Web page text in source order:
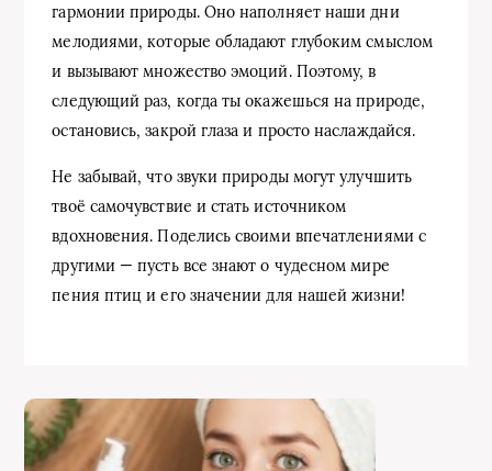
гармонии природы. Оно наполняет наши дни
мелодиями, которые обладают глубоким смыслом
и вызывают множество эмоций. Поэтому, в
следующий раз, когда ты окажешься на природе,
остановись, закрой глаза и просто наслаждайся.
Не забывай, что звуки природы могут улучшить
твоё самочувствие и стать источником
вдохновения. Поделись своими впечатлениями с
другими — пусть все знают о чудесном мире
пения птиц и его значении для нашей жизни!